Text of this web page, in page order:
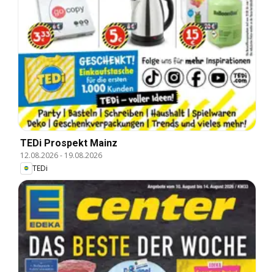
TEDi Prospekt Mainz
12.08.2026- 19.08.2026
TEDi